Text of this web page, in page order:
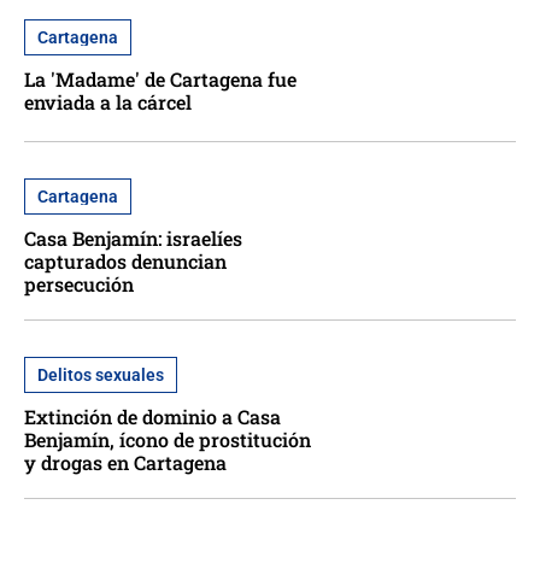
Cartagena
La 'Madame' de Cartagena fue
enviada a la cárcel
Cartagena
Casa Benjamín: israelíes
capturados denuncian
persecución
Delitos sexuales
Extinción de dominio a Casa
Benjamín, ícono de prostitución
y drogas en Cartagena